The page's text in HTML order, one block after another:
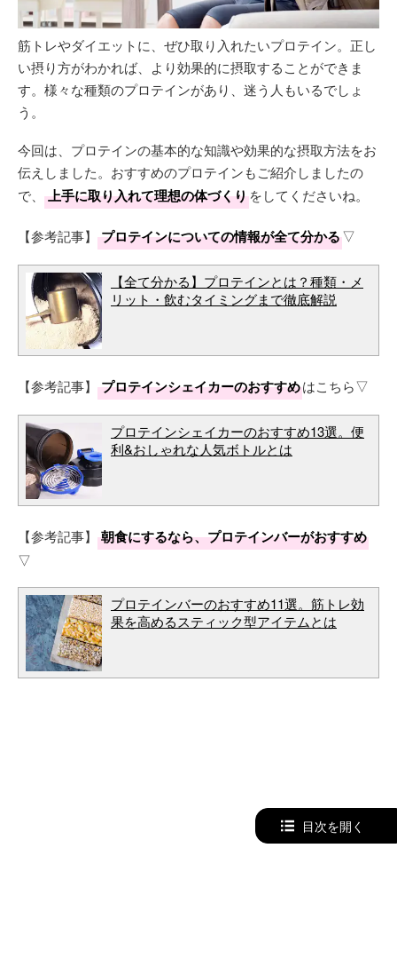
筋トレやダイエットに、ぜひ取り入れたいプロテイン。正し
い摂り方がわかれば、より効果的に摂取することができま
す。様々な種類のプロテインがあり、迷う人もいるでしょ
う。
今回は、プロテインの基本的な知識や効果的な摂取方法をお
伝えしました。おすすめのプロテインもご紹介しましたの
で、
上手に取り入れて理想の体づくりをしてくださいね。
【参考記事】 プロテインについての情報が全て分かる▽
【全て分かる】プロテインとは？種類・メ
リット・飲むタイミングまで徹底解説
【参考記事】 プロテインシェイカーのおすすめはこちら▽
プロテインシェイカーのおすすめ13選。便
利&おしゃれな人気ボトルとは
【参考記事】 朝食にするなら、プロテインバーがおすすめ
▽
プロテインバーのおすすめ11選。筋トレ効
果を高めるスティック型アイテムとは
目次を開く